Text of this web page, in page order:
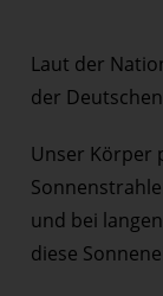
Laut der
der
Unser Körper
und bei
diese